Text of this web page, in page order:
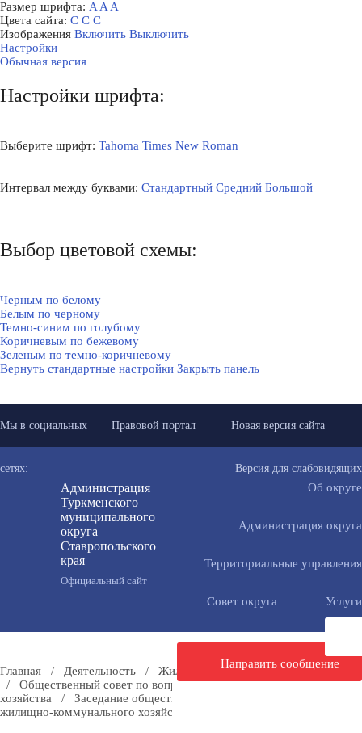
Размер шрифта: A A A
Цвета сайта: С С С
Изображения Включить Выключить
Настройки
Обычная версия
Настройки шрифта:
Выберите шрифт: Tahoma Times New Roman
Интервал между буквами: Стандартный Средний Большой
Выбор цветовой схемы:
Черным по белому
Белым по черному
Темно-синим по голубому
Коричневым по бежевому
Зеленым по темно-коричневому
Вернуть стандартные настройки Закрыть панель
Мы в социальных
сетях:
Правовой портал Новая версия сайта
Версия для слабовидящих
Администрация
Туркменского
муниципального
округа
Ставропольского
края
Официальный сайт
Об округе
Администрация округа
Территориальные управления
Совет округа Услуги
Направить сообщение
Главная / Деятельность /
Жилищно-коммунальное хозяйство
/
Общественный совет по вопросам жилищно-коммунального
хозяйства
/
Заседание общественного совета по вопросам
жилищно-коммунального хозяйства